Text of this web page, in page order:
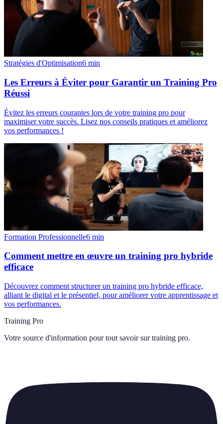
Stratégies d'Optimisation6 min
Les Erreurs à Éviter pour Garantir un Training Pro
Réussi
Évitez les erreurs courantes lors de votre training pro pour
maximiser votre succès. Lisez nos conseils pratiques et améliorez
vos performances !
Formation Professionnelle6 min
Comment mettre en œuvre un training pro hybride
efficace
Découvrez comment structurer un training pro hybride efficace,
alliant le digital et le présentiel, pour améliorer votre apprentissage et
vos performances.
Training Pro
Votre source d'information pour tout savoir sur training pro.